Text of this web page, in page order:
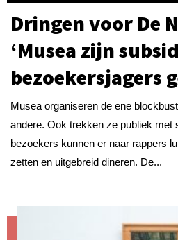
Dringen voor De
‘Musea zijn
bezoekersjagers
Musea organiseren de ene
andere. Ook trekken ze publiek met
bezoekers kunnen er naar rappers
zetten en uitgebreid dineren. De...